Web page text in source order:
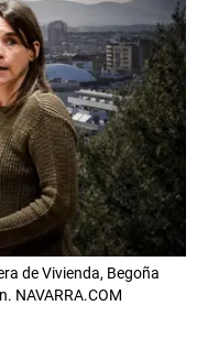
de Vivienda, Begoña
NAVARRA.COM